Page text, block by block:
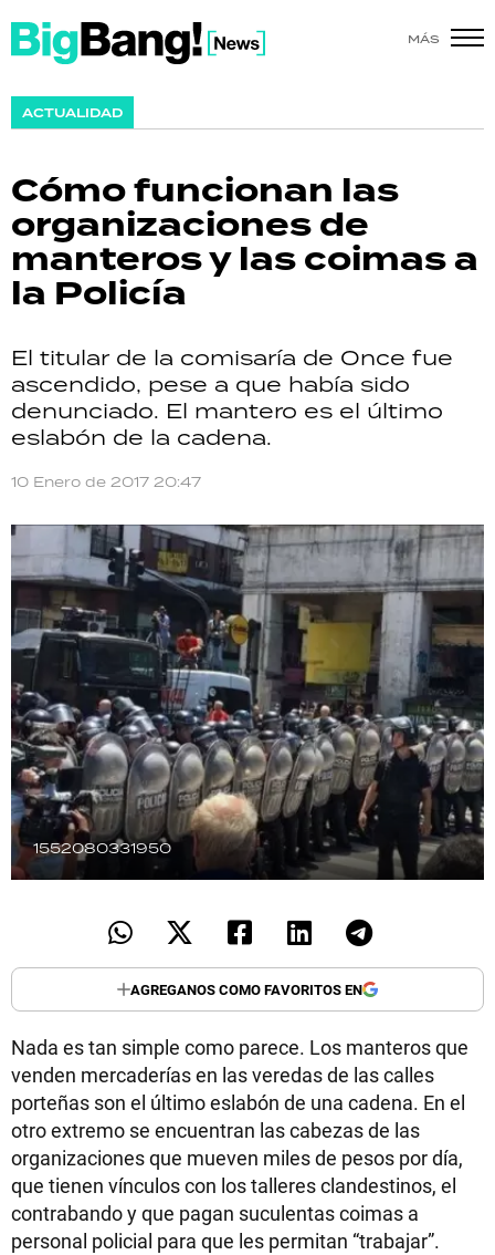
MÁS
ACTUALIDAD
Cómo funcionan las
organizaciones de
manteros y las coimas a
la Policía
El titular de la comisaría de Once fue
ascendido, pese a que había sido
denunciado. El mantero es el último
eslabón de la cadena.
10 Enero de 2017 20:47
1552080331950
AGREGANOS COMO FAVORITOS EN
Nada es tan simple como parece. Los manteros que
venden mercaderías en las veredas de las calles
porteñas son el último eslabón de una cadena. En el
otro extremo se encuentran las cabezas de las
organizaciones que mueven miles de pesos por día,
que tienen vínculos con los talleres clandestinos, el
contrabando y que pagan suculentas coimas a
personal policial para que les permitan “trabajar”.
SHOW
ACTUALIDAD
POLICIALES
ECONOMÍA
GRAN HERMANO
SALUD
DEPORTES
TECNOLOGÍA
RECETAS
PALABRAS
HORÓSCOPO
Seguinos